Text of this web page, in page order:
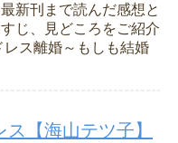
新刊まで読んだ感想と
じ、見どころをご紹介
レス離婚～もしも結婚
【海山テツ子】